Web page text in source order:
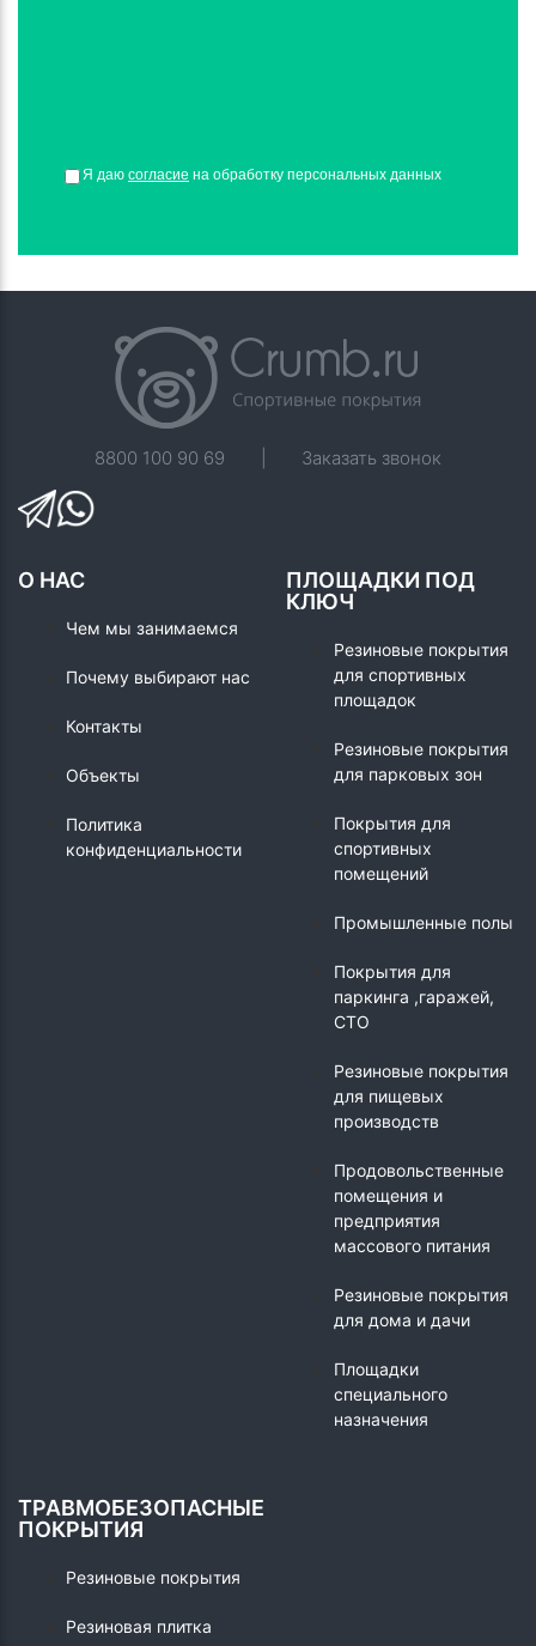
Я даю согласие на обработку персональных данных
8800 100 90 69 Заказать звонок
О НАС
Чем мы занимаемся
Почему выбирают нас
Контакты
Объекты
Политика
конфиденциальности
ПЛОЩАДКИ ПОД
КЛЮЧ
Резиновые покрытия
для спортивных
площадок
Резиновые покрытия
для парковых зон
Покрытия для
спортивных
помещений
Промышленные полы
Покрытия для
паркинга ,гаражей,
СТО
Резиновые покрытия
для пищевых
производств
Продовольственные
помещения и
предприятия
массового питания
Резиновые покрытия
для дома и дачи
Площадки
специального
назначения
ТРАВМОБЕЗОПАСНЫЕ
ПОКРЫТИЯ
Резиновые покрытия
Резиновая плитка